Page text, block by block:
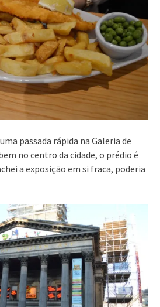
passada rápida na Galeria de
no centro da cidade, o prédio é
a exposição em si fraca, poderia